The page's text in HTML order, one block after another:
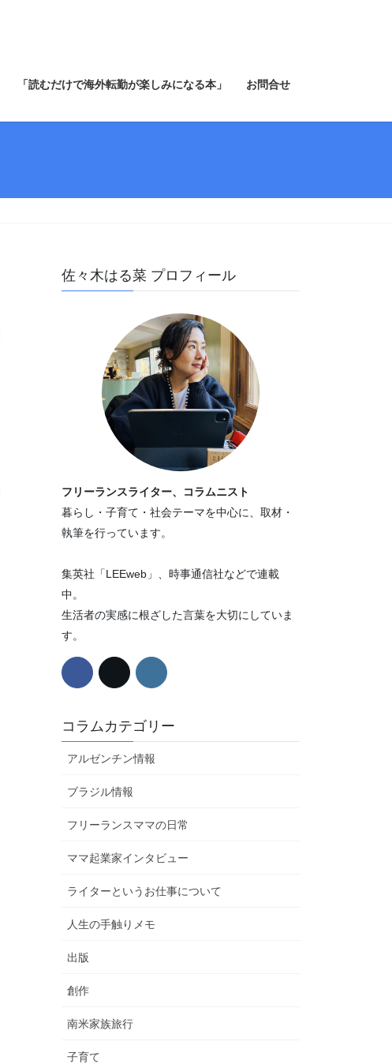
「読むだけで海外転勤が楽しみになる本」 お問合せ
佐々木はる菜 プロフィール
フリーランスライター、コラムニスト
暮らし・子育て・社会テーマを中心に、取材・
執筆を行っています。
集英社「LEEweb」、時事通信社などで連載
中。
生活者の実感に根ざした言葉を大切にしていま
す。
コラムカテゴリー
アルゼンチン情報
ブラジル情報
フリーランスママの日常
ママ起業家インタビュー
ライターというお仕事について
人生の手触りメモ
出版
創作
南米家族旅行
子育て